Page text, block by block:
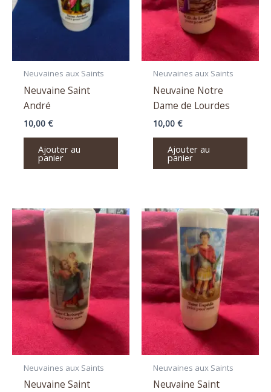
Neuvaines aux Saints
Neuvaine Saint
André
10,00 €
Ajouter au
panier
Neuvaines aux Saints
Neuvaine Notre
Dame de Lourdes
10,00 €
Ajouter au
panier
Neuvaines aux Saints
Neuvaine Saint
Neuvaines aux Saints
Neuvaine Saint